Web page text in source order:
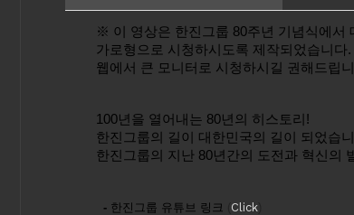
※ 이 영상은 한진그룹 80주년 기념식에서
가로형으로 시청하시도록 제작되었습니다.
웹에서 큰 모니터로 시청하시길 권해드립
100년을 열어내는 80년의 히스토리!
한진그룹의 길이 대한민국의 길이 되었습
한진그룹의 지난 80년간의 도전과 혁신의
- 한진그룹 유튜브 링크 Click